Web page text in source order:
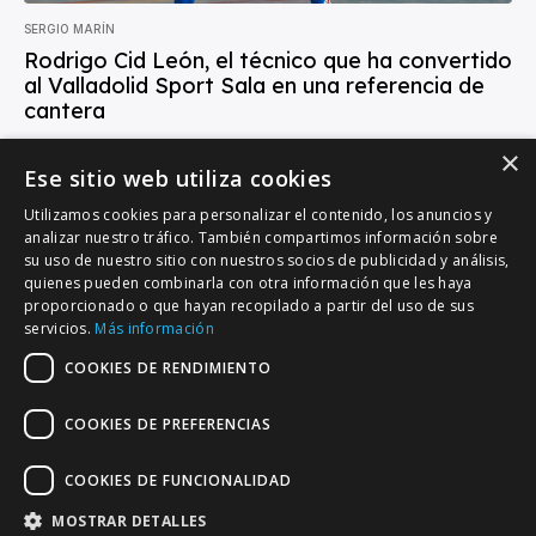
SERGIO MARÍN
Rodrigo Cid León, el técnico que ha convertido
al Valladolid Sport Sala en una referencia de
cantera
reconocibles del fútbol sala base en Valladolid. A sus 38 años,...
VALLADOLID DEPORTIVO
Tu información deportiva vallisoletana
×
Ese sitio web utiliza cookies
Utilizamos cookies para personalizar el contenido, los anuncios y
analizar nuestro tráfico. También compartimos información sobre
su uso de nuestro sitio con nuestros socios de publicidad y análisis,
quienes pueden combinarla con otra información que les haya
proporcionado o que hayan recopilado a partir del uso de sus
servicios. Más información
COOKIES DE RENDIMIENTO
COOKIES DE PREFERENCIAS
COOKIES DE FUNCIONALIDAD
MOSTRAR DETALLES